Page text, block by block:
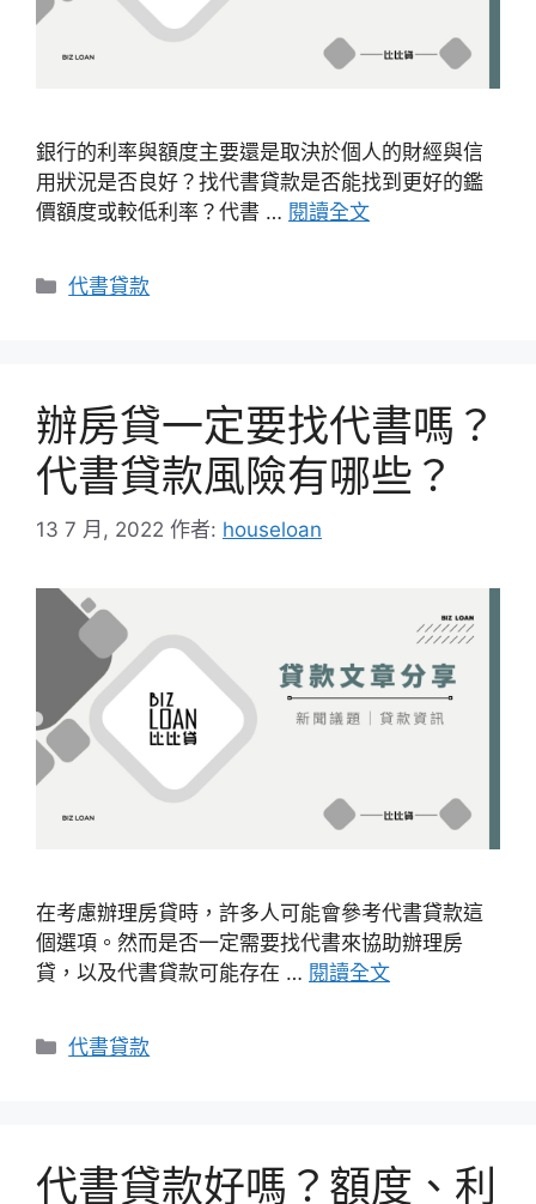
銀行的利率與額度主要還是取決於個人的財經與信
用狀況是否良好？找代書貸款是否能找到更好的鑑
價額度或較低利率？代書 … 閱讀全文
分
代書貸款
辦房貸一定要找代書嗎？
代書貸款風險有哪些？
13 7 月, 2022 作者: houseloan
在考慮辦理房貸時，許多人可能會參考代書貸款這
個選項。然而是否一定需要找代書來協助辦理房
貸，以及代書貸款可能存在 … 閱讀全文
分
代書貸款
代書貸款好嗎？額度、利